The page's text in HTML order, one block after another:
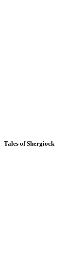
Tales of Shergiock